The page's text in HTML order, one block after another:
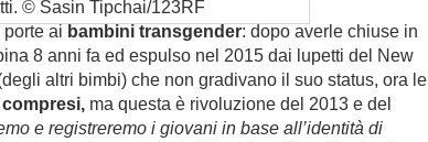
© Sasin Tipchai/123RF
ai bambini transgender: dopo averle chiuse in
8 anni fa ed espulso nel 2015 dai lupetti del New
altri bimbi) che non gradivano il suo status, ora le
ma questa è rivoluzione del 2013 e del
e registreremo i giovani in base all’identità di